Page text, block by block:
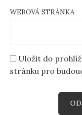
WEBOVÁ STRÁNKA
Uložit do
stránku pro